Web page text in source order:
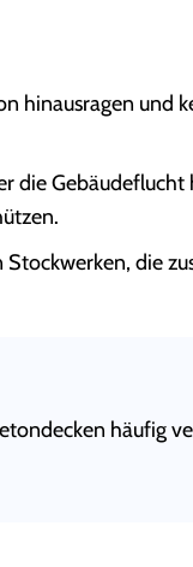
hinausragen und
die Gebäudeflucht
die
häufig